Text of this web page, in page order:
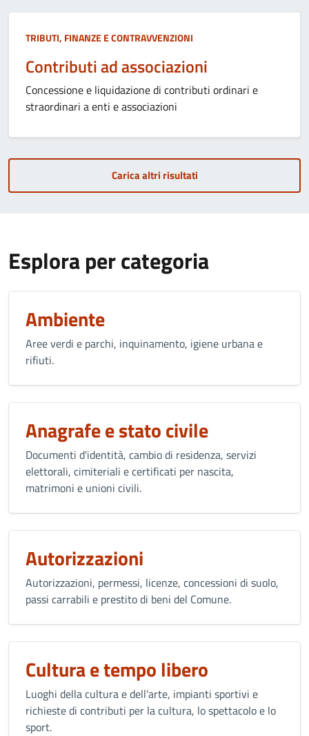
TRIBUTI, FINANZE E CONTRAVVENZIONI
Contributi ad associazioni
Concessione e liquidazione di contributi ordinari e
straordinari a enti e associazioni
Carica altri risultati
Esplora per categoria
Ambiente
Aree verdi e parchi, inquinamento, igiene urbana e
rifiuti.
Anagrafe e stato civile
Documenti d'identità, cambio di residenza, servizi
elettorali, cimiteriali e certificati per nascita,
matrimoni e unioni civili.
Autorizzazioni
Autorizzazioni, permessi, licenze, concessioni di suolo,
passi carrabili e prestito di beni del Comune.
Cultura e tempo libero
Luoghi della cultura e dell’arte, impianti sportivi e
richieste di contributi per la cultura, lo spettacolo e lo
sport.